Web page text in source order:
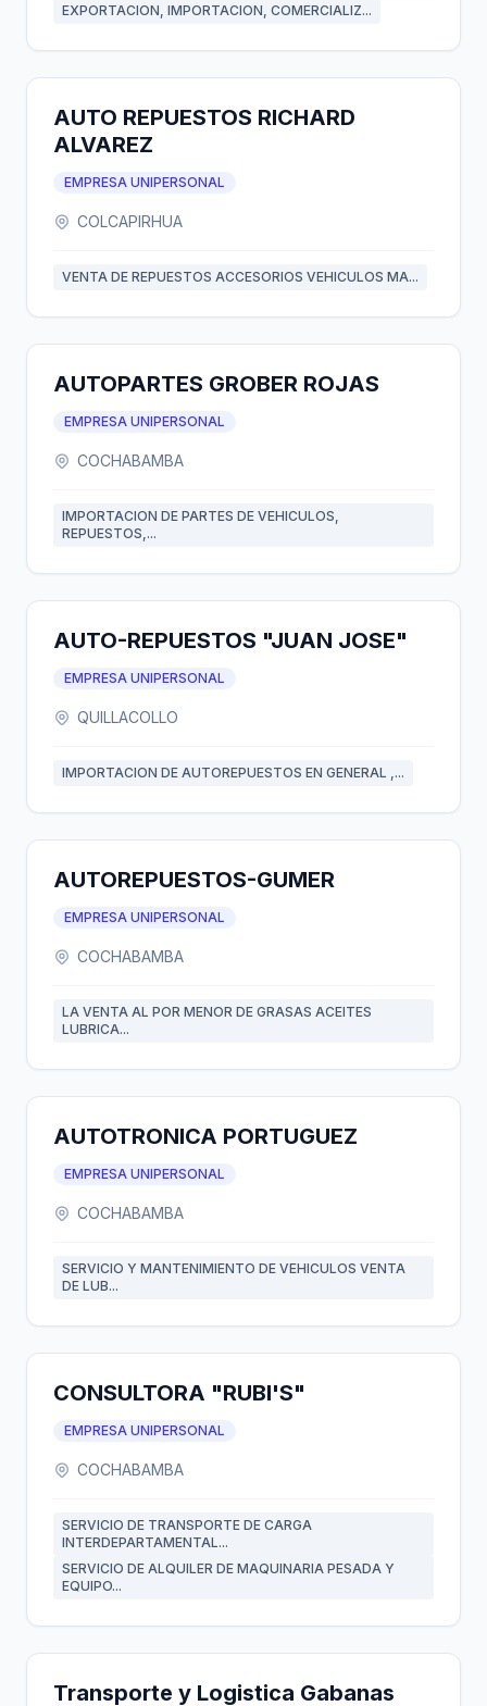
EXPORTACION, IMPORTACION, COMERCIALIZ...
AUTO REPUESTOS RICHARD
ALVAREZ
EMPRESA UNIPERSONAL
COLCAPIRHUA
VENTA DE REPUESTOS ACCESORIOS VEHICULOS MA...
AUTOPARTES GROBER ROJAS
EMPRESA UNIPERSONAL
COCHABAMBA
IMPORTACION DE PARTES DE VEHICULOS,
REPUESTOS,...
AUTO-REPUESTOS "JUAN JOSE"
EMPRESA UNIPERSONAL
QUILLACOLLO
IMPORTACION DE AUTOREPUESTOS EN GENERAL ,...
AUTOREPUESTOS-GUMER
EMPRESA UNIPERSONAL
COCHABAMBA
LA VENTA AL POR MENOR DE GRASAS ACEITES
LUBRICA...
AUTOTRONICA PORTUGUEZ
EMPRESA UNIPERSONAL
COCHABAMBA
SERVICIO Y MANTENIMIENTO DE VEHICULOS VENTA
DE LUB...
CONSULTORA "RUBI'S"
EMPRESA UNIPERSONAL
COCHABAMBA
SERVICIO DE TRANSPORTE DE CARGA
INTERDEPARTAMENTAL...
SERVICIO DE ALQUILER DE MAQUINARIA PESADA Y
EQUIPO...
Transporte y Logistica Gabanas